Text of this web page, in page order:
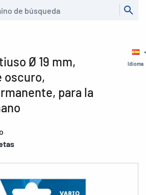
Idioma
Ø 19 mm,
oscuro,
para la